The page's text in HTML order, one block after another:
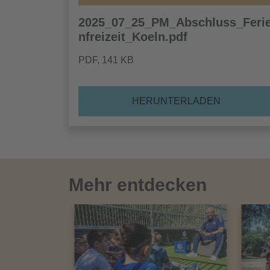
nfreizeit_Koeln.pdf
PDF, 141 KB
HERUNTERLADEN
Mehr entdecken